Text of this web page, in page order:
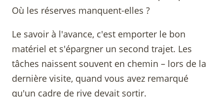
Où les réserves manquent-elles ?
Le savoir à l'avance, c'est emporter le bon
matériel et s'épargner un second trajet. Les
tâches naissent souvent en chemin – lors de la
dernière visite, quand vous avez remarqué
qu'un cadre de rive devait sortir.